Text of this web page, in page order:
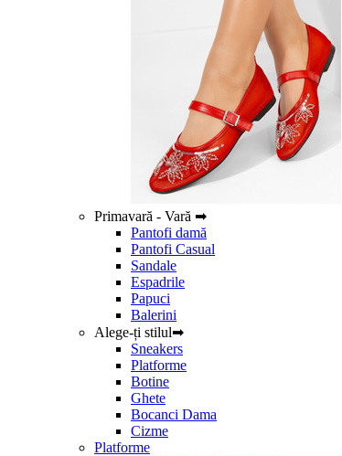
Primavară - Vară ➡
Pantofi damă
Pantofi Casual
Sandale
Espadrile
Papuci
Balerini
Alege-ți stilul➡
Sneakers
Platforme
Botine
Ghete
Bocanci Dama
Cizme
Platforme